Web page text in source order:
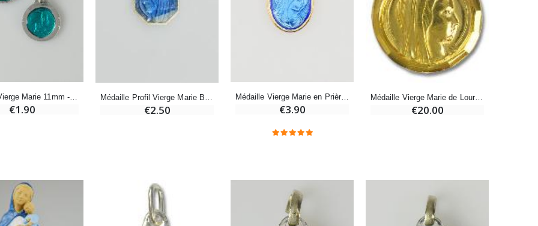
€7.90 €12.90
Eau de Lourdes 1 Litre
Médaille Vierge Marie 11mm - Bleue de Lourdes
€1.90 €2.50
Médaille Vierge Marie en Prière 12mm - Couleur Bleue
€3.90
Médaille Vierge Marie de Lourdes Dorée & Eau de Lourdes
€20.00